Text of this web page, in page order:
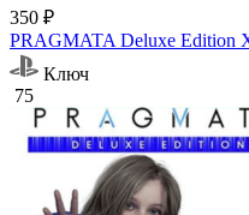
350 ₽
PRAGMATA Deluxe Edition
Ключ
75